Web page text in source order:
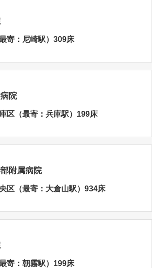
寄：尼崎駅）309床
院
区（最寄：兵庫駅）199床
附属病院
区（最寄：大倉山駅）934床
寄：朝霧駅）199床